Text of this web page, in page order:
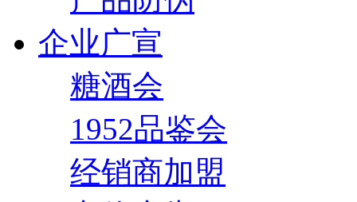
企业广宣
糖酒会
1952品鉴会
经销商加盟